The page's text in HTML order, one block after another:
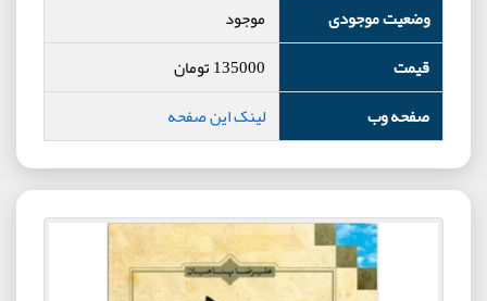
وضعیت موجودی
موجود
قیمت
135000تومان
صفحه وب
لینک این صفحه